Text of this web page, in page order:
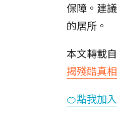
保障。建
的居所。
本文轉載
揭殘酷真相
🍊點我加